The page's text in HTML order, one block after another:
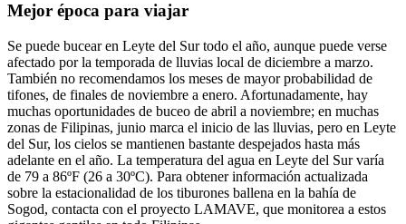
Mejor época para viajar
Se puede bucear en Leyte del Sur todo el año, aunque puede verse
afectado por la temporada de lluvias local de diciembre a marzo.
También no recomendamos los meses de mayor probabilidad de
tifones, de finales de noviembre a enero. Afortunadamente, hay
muchas oportunidades de buceo de abril a noviembre; en muchas
zonas de Filipinas, junio marca el inicio de las lluvias, pero en Leyte
del Sur, los cielos se mantienen bastante despejados hasta más
adelante en el año. La temperatura del agua en Leyte del Sur varía
de 79 a 86ºF (26 a 30ºC). Para obtener información actualizada
sobre la estacionalidad de los tiburones ballena en la bahía de
Sogod, contacta con el proyecto LAMAVE, que monitorea a estos